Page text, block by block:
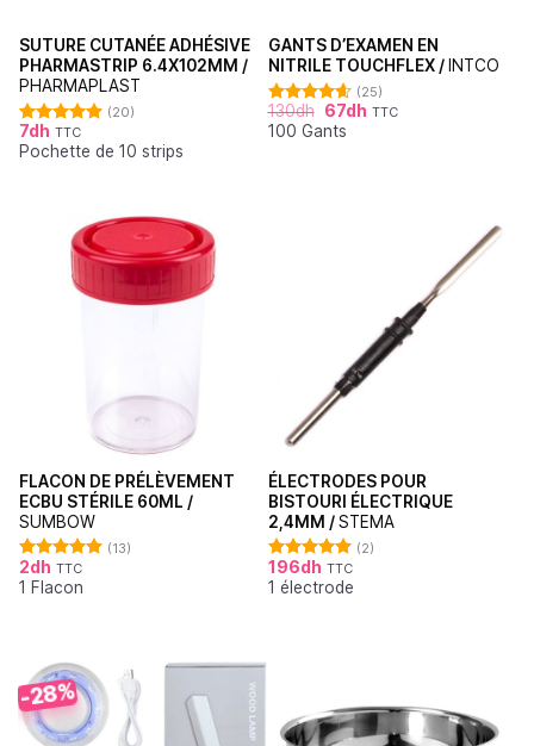
SUTURE CUTANÉE ADHÉSIVE
PHARMASTRIP 6.4X102MM /
PHARMAPLAST
Note4.90
sur 5
(20)
7dh TTC
Pochette de 10 strips
GANTS D’EXAMEN EN
NITRILE TOUCHFLEX / INTCO
Note4.60
sur 5
(25)
130dh 67dh TTC
100 Gants
FLACON DE PRÉLÈVEMENT
ECBU STÉRILE 60ML /
SUMBOW
Note 4.92
sur 5
(13)
2dh TTC
1 Flacon
ÉLECTRODES POUR
BISTOURI ÉLECTRIQUE
2,4MM /STEMA
Note5.00
sur 5
(2)
196dh TTC
1 électrode
-28%